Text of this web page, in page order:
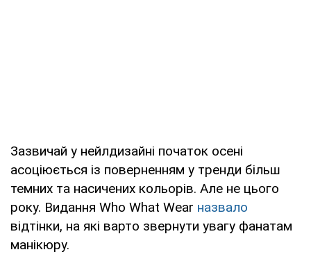
Зазвичай у нейлдизайні початок осені
асоціюється із поверненням у тренди більш
темних та насичених кольорів. Але не цього
року. Видання Who What Wear назвало
відтінки, на які варто звернути увагу фанатам
манікюру.